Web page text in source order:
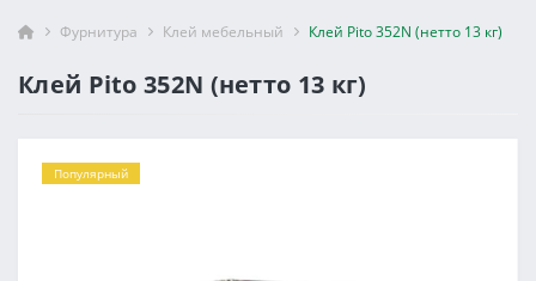
Фурнитура Клей мебельный Клей Pito 352N (нетто 13 кг)
Клей Pito 352N (нетто 13 кг)
Популярный